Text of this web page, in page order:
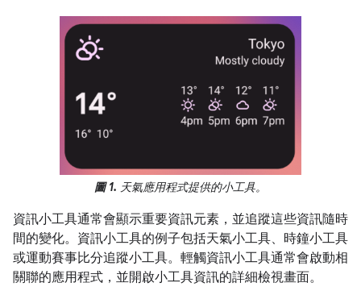
圖 1. 天氣應用程式提供的小工具。
資訊小工具通常會顯示重要資訊元素，並追蹤這些資訊隨時
間的變化。資訊小工具的例子包括天氣小工具、時鐘小工具
或運動賽事比分追蹤小工具。輕觸資訊小工具通常會啟動相
關聯的應用程式，並開啟小工具資訊的詳細檢視畫面。